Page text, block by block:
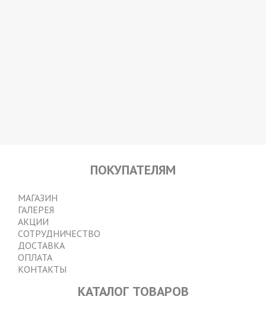
ПОКУПАТЕЛЯМ
МЕНЮ
В
ПОДВАЛЕ
МАГАЗИН
ГАЛЕРЕЯ
АКЦИИ
СОТРУДНИЧЕСТВО
ДОСТАВКА
ОПЛАТА
КОНТАКТЫ
КАТАЛОГ ТОВАРОВ